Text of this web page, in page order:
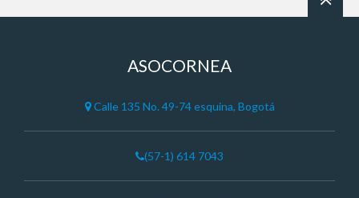
ASOCORNEA
Calle 135 No. 49-74 esquina, Bogotá
(57-1) 614 7043